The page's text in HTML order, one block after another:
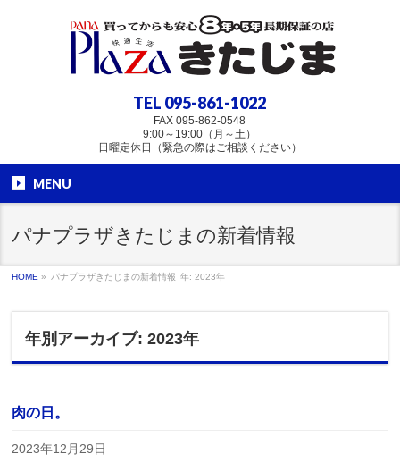
TEL 095-861-1022
FAX 095-862-0548
9:00～19:00（月～土）
日曜定休日（緊急の際はご相談ください）
MENU
パナプラザきたじまの新着情報
HOME » パナプラザきたじまの新着情報 年: 2023年
年別アーカイブ: 2023年
肉の日。
2023年12月29日